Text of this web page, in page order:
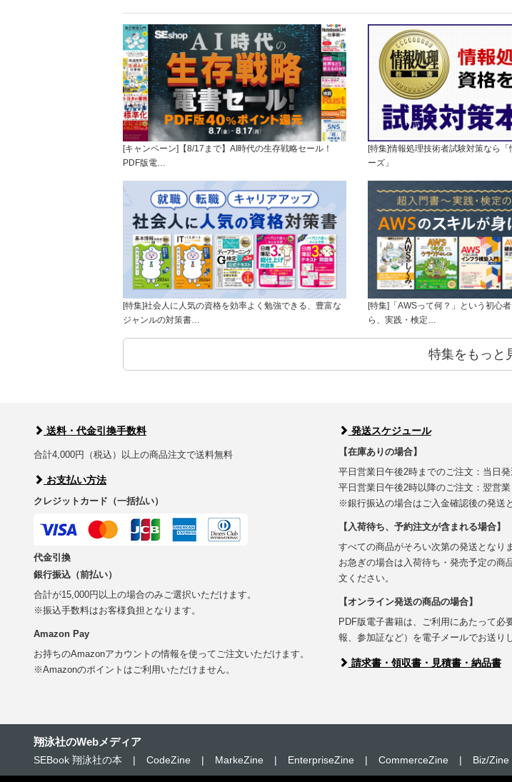
[キャンペーン]【8/17まで】AI時代の生存戦略セール！
PDF版電…
[特集]情報処理技術者試験対策なら「
ーズ」
[特集]社会人に人気の資格を効率よく勉強できる、豊富な
ジャンルの対策書…
[特集]「AWSって何？」という初心
ら、実践・検定…
特集をもっと
送料・代金引換手数料
合計4,000円（税込）以上の商品注文で送料無料
お支払い方法
クレジットカード（一括払い）
代金引換
銀行振込（前払い）
合計が15,000円以上の場合のみご選択いただけます。
※振込手数料はお客様負担となります。
Amazon Pay
お持ちのAmazonアカウントの情報を使ってご注文いただけます。
※Amazonのポイントはご利用いただけません。
発送スケジュール
【在庫ありの場合】
平日営業日午後2時までのご注文：当日発
平日営業日午後2時以降のご注文：翌営
※銀行振込の場合はご入金確認後の発送
【入荷待ち、予約注文が含まれる場合】
すべての商品がそろい次第の発送となりま
お急ぎの場合は入荷待ち・発売予定の商
文ください。
【オンライン発送の商品の場合】
PDF版電子書籍は、ご利用にあたって必
報、参加証など）を電子メールでお送り
請求書・領収書・見積書・納品書
翔泳社のWebメディア
SEBook 翔泳社の本 | CodeZine | MarkeZine | EnterpriseZine | CommerceZine | Biz/Zine